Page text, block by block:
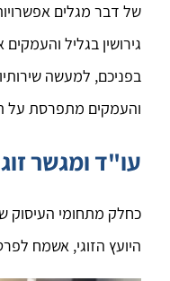
של דבר מגלים
גירושין בגליל
בפניכם, למעשה
והעמקים מתפרסת על
עו"ד ומגשר
כחלק מתחומי העיסוק
היועץ הזוגי, אשמח